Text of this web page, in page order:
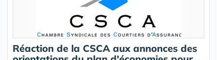
Réaction de la CSCA aux annonces des